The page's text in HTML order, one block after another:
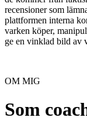
recensioner som
plattformen interna
varken köper,
ge en vinklad bild av
OM MIG
Som